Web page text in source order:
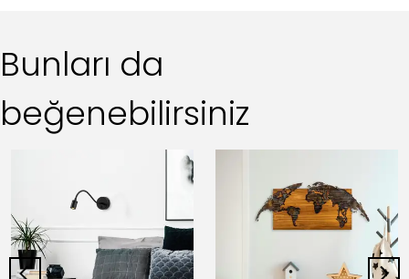
Bunları da
beğenebilirsiniz